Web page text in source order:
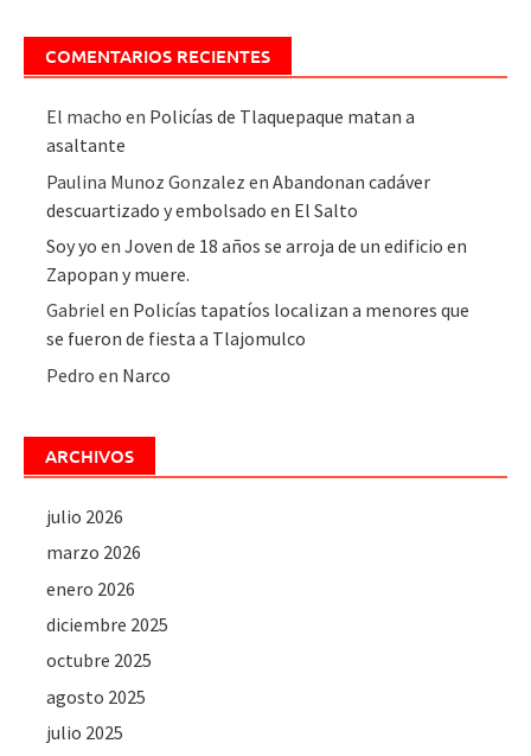
COMENTARIOS RECIENTES
El macho en Policías de Tlaquepaque matan a
asaltante
Paulina Munoz Gonzalez enAbandonan cadáver
descuartizado y embolsado en El Salto
Soy yo enJoven de 18 años se arroja de un edificio en
Zapopan y muere.
Gabriel en Policías tapatíos localizan a menores que
se fueron de fiesta a Tlajomulco
Pedro en Narco
ARCHIVOS
julio 2026
marzo 2026
enero 2026
diciembre 2025
octubre 2025
agosto 2025
julio 2025